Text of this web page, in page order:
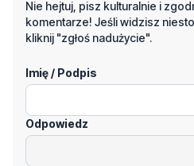
Nie hejtuj, pisz kulturalnie i
komentarze! Jeśli widzisz
kliknij "zgłoś nadużycie".
Imię / Podpis
Odpowiedz